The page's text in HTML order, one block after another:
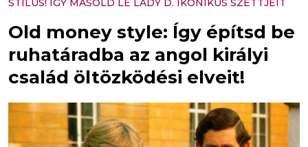
STÍLUS! ÍGY MÁSOLD LE LADY D. IKONIKUS SZETTJEIT
Old money style: Így építsd be
ruhatáradba az angol királyi
család öltözködési elveit!